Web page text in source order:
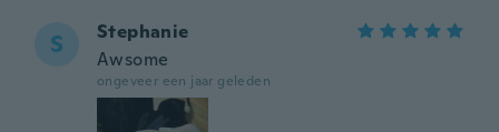
S
Stephanie
Awsome
ongeveer een jaar geleden